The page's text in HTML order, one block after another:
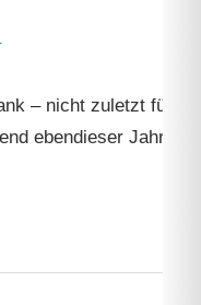
– nicht zuletzt für
ebendieser Jahre